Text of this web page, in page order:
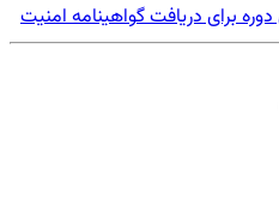
برای دریافت گواهینامه امنیت